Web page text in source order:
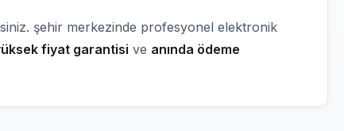
şehir merkezinde profesyonel elektronik
fiyat garantisi ve anında ödeme